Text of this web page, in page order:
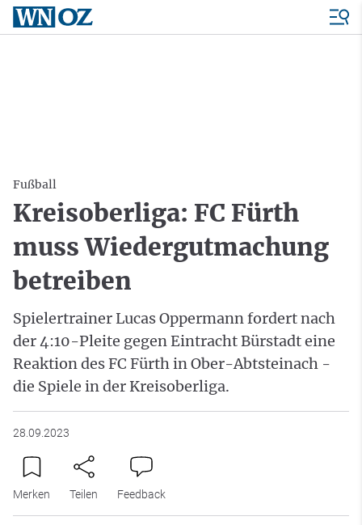
Fußball
Kreisoberliga: FC Fürth
muss Wiedergutmachung
betreiben
Spielertrainer Lucas Oppermann fordert nach
der 4:10-Pleite gegen Eintracht Bürstadt eine
Reaktion des FC Fürth in Ober-Abtsteinach -
die Spiele in der Kreisoberliga.
28.09.2023
Merken Teilen Feedback